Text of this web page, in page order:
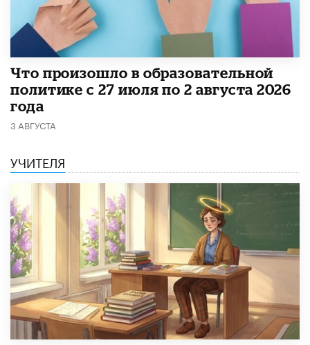
​Что произошло в образовательной
политике с 27 июля по 2 августа 2026
года
3 АВГУСТА
УЧИТЕЛЯ